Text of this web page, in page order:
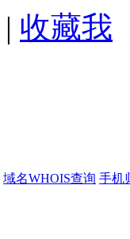
| 收藏我
域名WHOIS查询 手机